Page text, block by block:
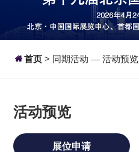
首页 > 同期活动 —活动预览
活动预览
展位申请